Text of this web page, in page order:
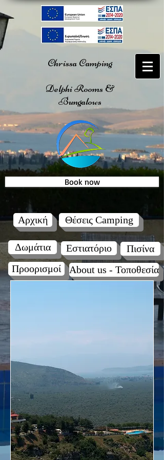
Chrissa Camping
Delphi Rooms &
Bungalows
Book now
Αρχική Θέσεις Camping
Δωμάτια Εστιατόριο
Πισίνα
Προορισμοί
About us - Τοποθεσία